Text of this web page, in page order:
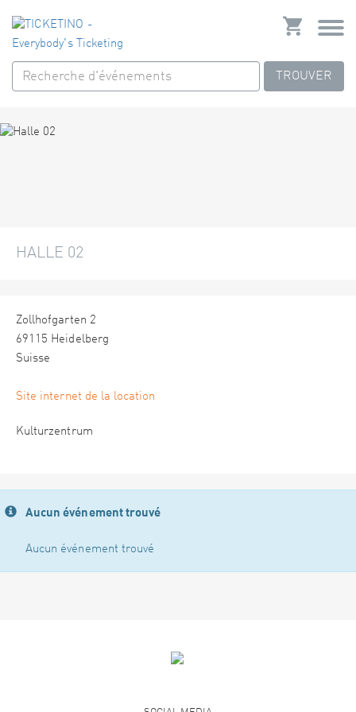
TROUVER
HALLE 02
Zollhofgarten 2
69115 Heidelberg
Suisse
Site internet de la location
Kulturzentrum
Aucun événement trouvé
Aucun événement trouvé